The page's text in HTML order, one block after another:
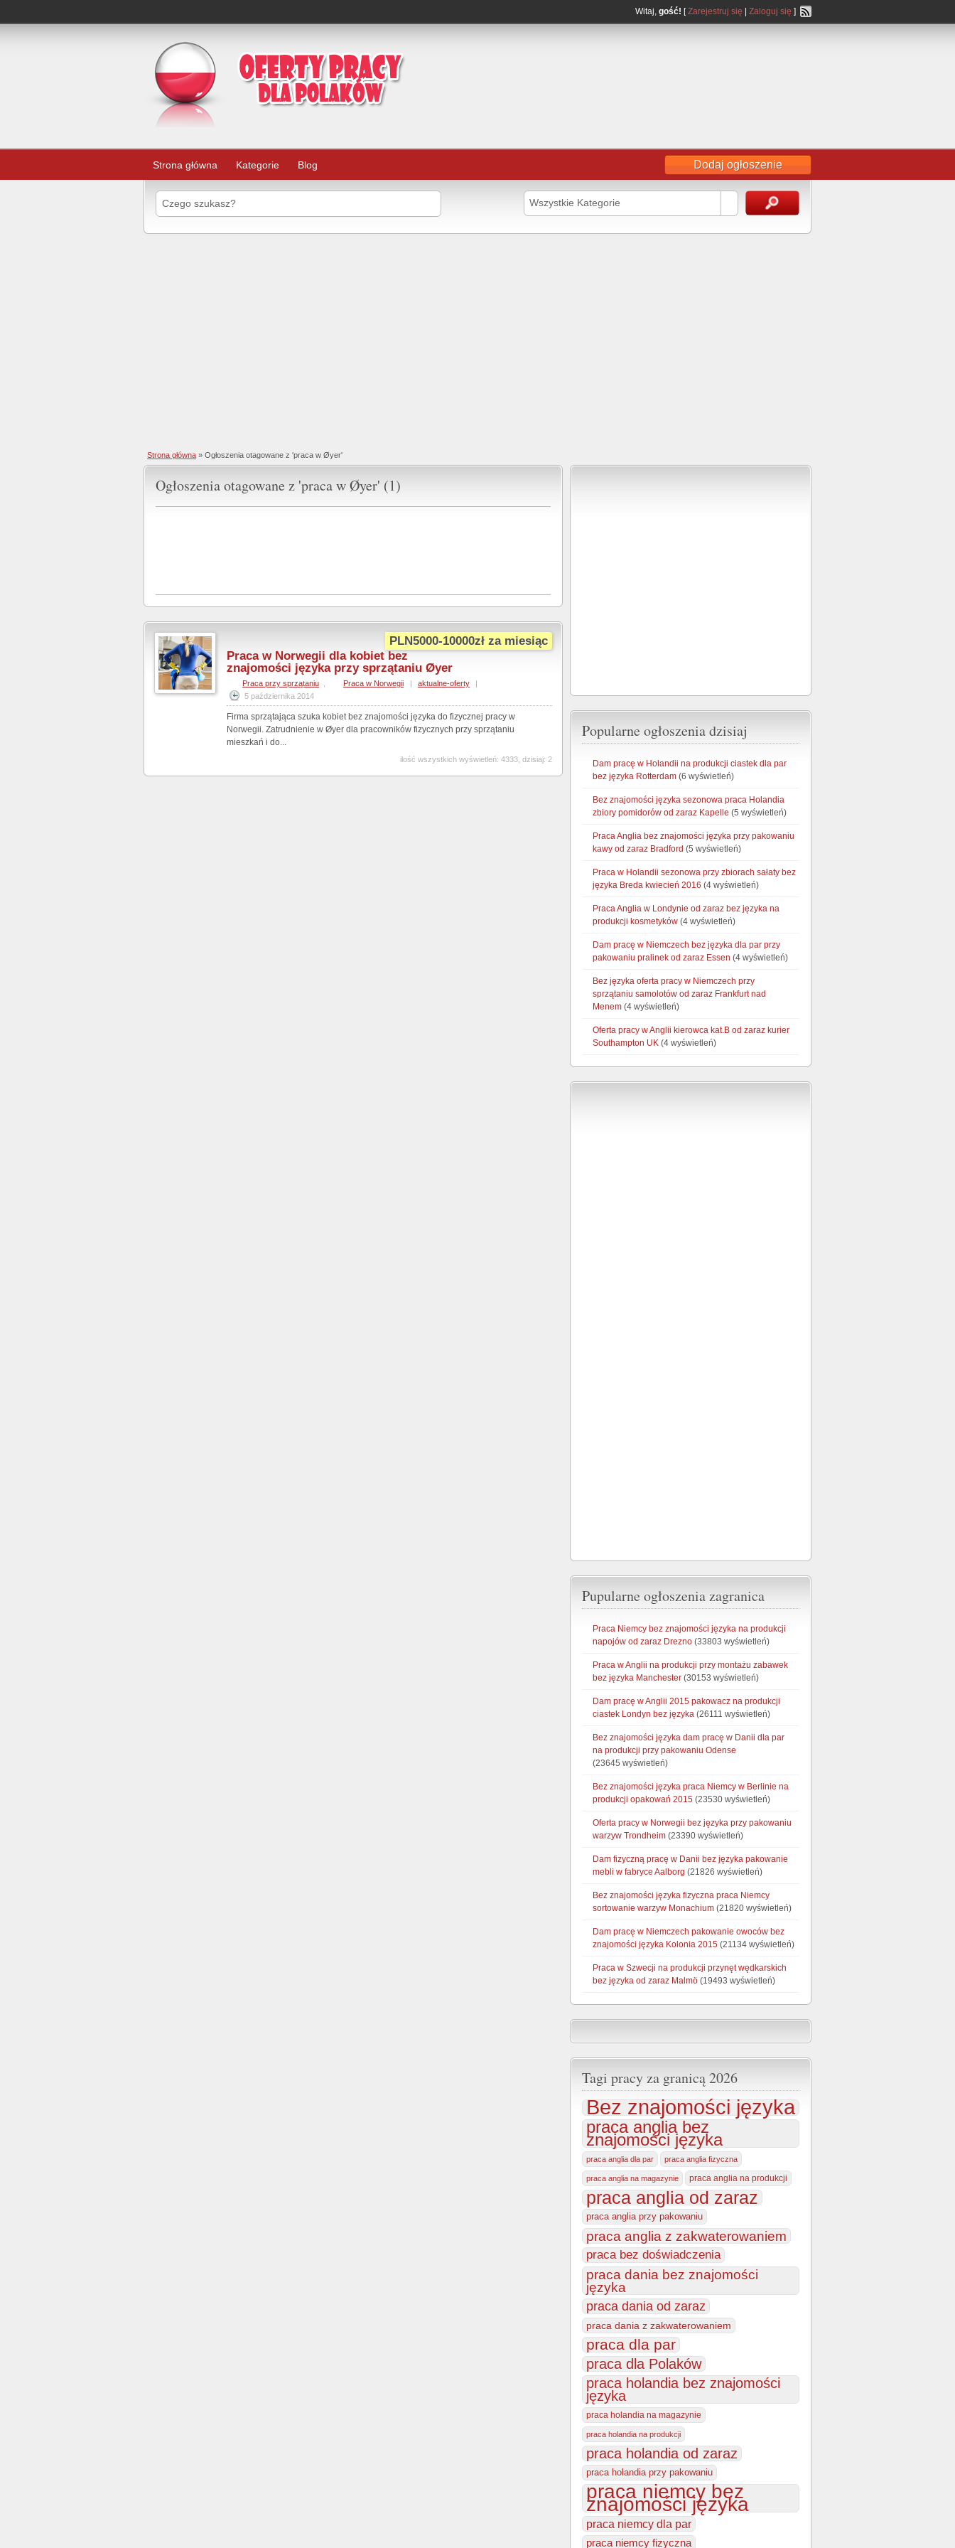
Witaj, gość! [Zarejestruj się Zaloguj się ]
Strona główna Kategorie Blog Dodaj ogłoszenie
Wszystkie Kategorie
Strona główna » Ogłoszenia otagowane z 'praca w Øyer'
Ogłoszenia otagowane z 'praca w Øyer' (1)
PLN5000-10000zł za miesiąc
Praca w Norwegii dla kobiet bez
znajomości języka przy sprzątaniu Øyer
Praca przy sprzątaniu Praca w Norwegii | aktualne-oferty
|
5 października 2014
Firma sprzątająca szuka kobiet bez znajomości języka do fizycznej pracy w
Norwegii. Zatrudnienie w Øyer dla pracowników fizycznych przy sprzątaniu
mieszkań i do...
ilość wszystkich wyświetleń: 4333, dzisiaj: 2
Popularne ogłoszenia dzisiaj
Dam pracę w Holandii na produkcji ciastek dla par
bez języka Rotterdam (6 wyświetleń)
Bez znajomości języka sezonowa praca Holandia
zbiory pomidorów od zaraz Kapelle (5 wyświetleń)
Praca Anglia bez znajomości języka przy pakowaniu
kawy od zaraz Bradford (5 wyświetleń)
Praca w Holandii sezonowa przy zbiorach sałaty bez
języka Breda kwiecień 2016 (4 wyświetleń)
Praca Anglia w Londynie od zaraz bez języka na
produkcji kosmetyków (4 wyświetleń)
Dam pracę w Niemczech bez języka dla par przy
pakowaniu pralinek od zaraz Essen (4 wyświetleń)
Bez języka oferta pracy w Niemczech przy
sprzątaniu samolotów od zaraz Frankfurt nad
Menem (4 wyświetleń)
Oferta pracy w Anglii kierowca kat.B od zaraz kurier
Southampton UK (4 wyświetleń)
Pupularne ogłoszenia zagranica
Praca Niemcy bez znajomości języka na produkcji
napojów od zaraz Drezno (33803 wyświetleń)
Praca w Anglii na produkcji przy montażu zabawek
bez języka Manchester (30153 wyświetleń)
Dam pracę w Anglii 2015 pakowacz na produkcji
ciastek Londyn bez języka (26111 wyświetleń)
Bez znajomości języka dam pracę w Danii dla par
na produkcji przy pakowaniu Odense
(23645 wyświetleń)
Bez znajomości języka praca Niemcy w Berlinie na
produkcji opakowań 2015 (23530 wyświetleń)
Oferta pracy w Norwegii bez języka przy pakowaniu
warzyw Trondheim (23390 wyświetleń)
Dam fizyczną pracę w Danii bez języka pakowanie
mebli w fabryce Aalborg (21826 wyświetleń)
Bez znajomości języka fizyczna praca Niemcy
sortowanie warzyw Monachium (21820 wyświetleń)
Dam pracę w Niemczech pakowanie owoców bez
znajomości języka Kolonia 2015 (21134 wyświetleń)
Praca w Szwecji na produkcji przynęt wędkarskich
bez języka od zaraz Malmö (19493 wyświetleń)
Tagi pracy za granicą 2026
Bez znajomości języka
praca anglia bez
znajomości języka
praca anglia dla par praca anglia fizyczna
praca anglia na magazynie praca anglia na produkcji
praca anglia od zaraz
praca anglia przy pakowaniu
praca anglia z zakwaterowaniem
praca bez doświadczenia
praca dania bez znajomości
języka
praca dania od zaraz
praca dania z zakwaterowaniem
praca dla par
praca dla Polaków
praca holandia bez znajomości
języka
praca holandia na magazynie
praca holandia na produkcji
praca holandia od zaraz
praca holandia przy pakowaniu
praca niemcy bez
znajomości języka
praca niemcy dla par
praca niemcy fizyczna